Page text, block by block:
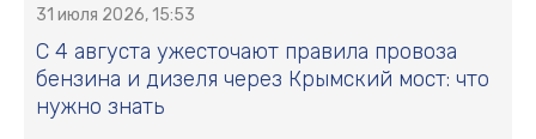
31 июля 2026, 15:53
С 4 августа ужесточают правила провоза
бензина и дизеля через Крымский мост: что
нужно знать